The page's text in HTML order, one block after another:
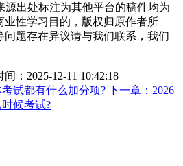
源出处标注为其他平台的稿件均为
业性学习目的，版权归原作者所
题存在异议请与我们联系，我们
间：2025-12-11 10:42:18
试都有什么加分项? 下一章： 2026
候考试?